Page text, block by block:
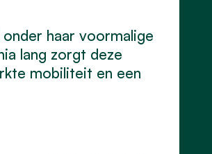
haar voormalige
lang zorgt deze
mobiliteit en een